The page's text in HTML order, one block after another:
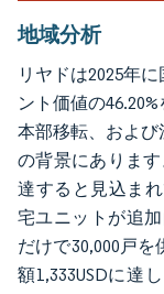
地域分析
リヤドは2025年
ント価値の
本部移転、およ
の背景にありま
達すると見込ま
宅ユニットが追
だけで30,000戸
額1,333USDに達